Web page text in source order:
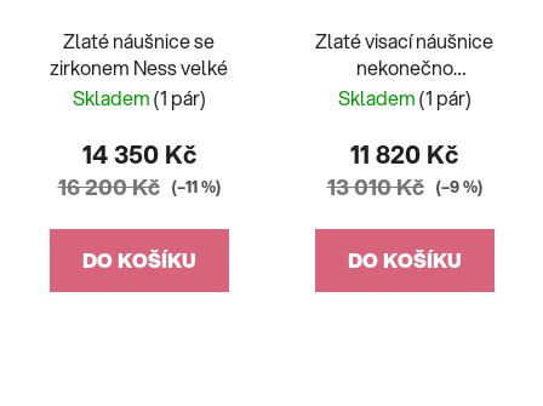
Zlaté náušnice se
zirkonem Ness velké
Skladem(1 pár)
14 350 Kč
16 200 Kč (–11 %)
DO KOŠÍKU
Zlaté visací náušnice
nekonečno
dvoubarevné
Skladem(1 pár)
11 820 Kč
13 010 Kč (–9 %)
DO KOŠÍKU